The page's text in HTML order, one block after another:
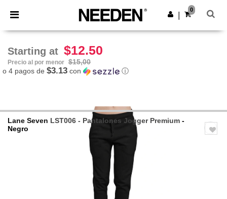
× App de Needen
¡Mejores precios en app!
Descargar app
0
Starting at $12.50
Precio al por menor $15,00
o 4 pagos de $3.13 con ⓘ
Lane Seven LST006 - Pantalones Jogger Premium -
Negro